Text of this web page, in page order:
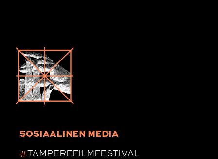
SOSIAALINEN MEDIA
#TAMPEREFILMFESTIVAL